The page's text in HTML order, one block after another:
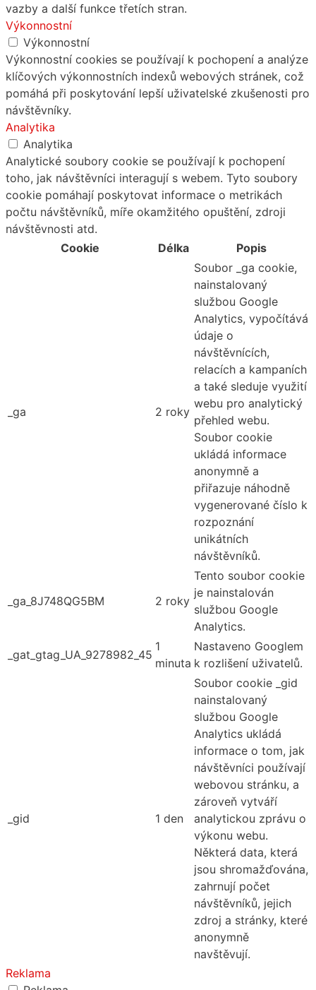
vazby a další funkce třetích stran.
Výkonnostní
Výkonnostní
Výkonnostní cookies se používají k pochopení a analýze
klíčových výkonnostních indexů webových stránek, což
pomáhá při poskytování lepší uživatelské zkušenosti pro
návštěvníky.
Analytika
Analytika
Analytické soubory cookie se používají k pochopení
toho, jak návštěvníci interagují s webem. Tyto soubory
cookie pomáhají poskytovat informace o metrikách
počtu návštěvníků, míře okamžitého opuštění, zdroji
návštěvnosti atd.
Cookie
Délka Popis
_ga 2 roky
Soubor _ga cookie,
nainstalovaný
službou Google
Analytics, vypočítává
údaje o
návštěvnících,
relacích a kampaních
a také sleduje využití
webu pro analytický
přehled webu.
Soubor cookie
ukládá informace
anonymně a
přiřazuje náhodně
vygenerované číslo k
rozpoznání
unikátních
návštěvníků.
_ga_8J748QG5BM 2 roky
Tento soubor cookie
je nainstalován
službou Google
Analytics.
_gat_gtag_UA_9278982_45
1
minuta
Nastaveno Googlem
k rozlišení uživatelů.
_gid 1 den
Soubor cookie _gid
nainstalovaný
službou Google
Analytics ukládá
informace o tom, jak
návštěvníci používají
webovou stránku, a
zároveň vytváří
analytickou zprávu o
výkonu webu.
Některá data, která
jsou shromažďována,
zahrnují počet
návštěvníků, jejich
zdroj a stránky, které
anonymně
navštěvují.
Reklama